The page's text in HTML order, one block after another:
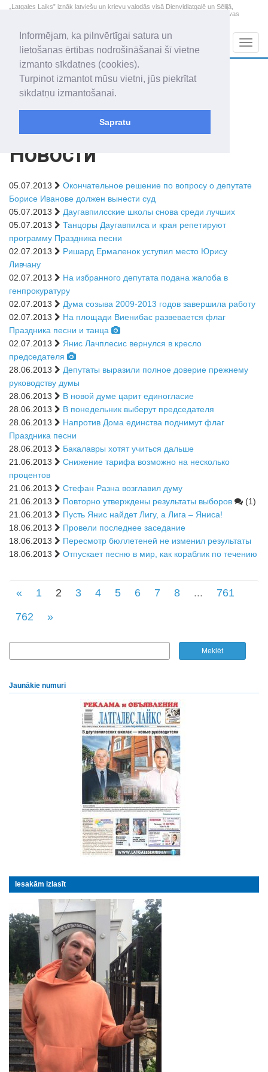
Informējam, ka pilnvērtīgai satura un
lietošanas ērtības nodrošināšanai šī vietne
izmanto sīkdatnes (cookies).
Turpinot izmantot mūsu vietni, jūs piekrītat
sīkdatņu izmantošanai.
Sapratu
„Latgales Laiks” iznāk latviešu un krievu valodās visā Dienvidlatgalē un Sēlijā,
„Latgales Laiks” latviešu valodā aptver Daugavpils valstspilsētu, Augšdaugavas
2026. gada 10. augusts
Pirmdiena
Audris, Brencis, Inuta
+18.3
Новости
05.07.2013
Окончательное решение по вопросу о депутате
Борисе Иванове должен вынести суд
05.07.2013
Даугавпилсские школы снова среди лучших
05.07.2013
Танцоры Даугавпилса и края репетируют
программу Праздника песни
02.07.2013
Ришард Ермаленок уступил место Юрису
Ливчану
02.07.2013
На избранного депутата подана жалоба в
генпрокуратуру
02.07.2013
Дума созыва 2009-2013 годов завершила работу
02.07.2013
На площади Виенибас развевается флаг
Праздника песни и танца
02.07.2013
Янис Лачплесис вернулся в кресло
председателя
28.06.2013
Депутаты выразили полное доверие прежнему
руководству думы
28.06.2013
В новой думе царит единогласие
28.06.2013
В понедельник выберут председателя
28.06.2013
Напротив Дома единства поднимут флаг
Праздника песни
28.06.2013
Бакалавры хотят учиться дальше
21.06.2013
Снижение тарифа возможно на несколько
процентов
21.06.2013
Стефан Разна возглавил думу
21.06.2013
Повторно утверждены результаты выборов
(1)
21.06.2013
Пусть Янис найдет Лигу, а Лига – Яниса!
18.06.2013
Провели последнее заседание
18.06.2013
Пересмотр бюллетеней не изменил результаты
18.06.2013
Отпускает песню в мир, как кораблик по течению
« 1 2 3 4 5 6 7 8 ...
761
762
»
Jaunākie numuri
Iesakām izlasīt